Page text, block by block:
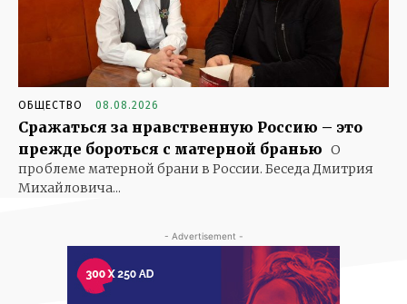
ОБЩЕСТВО 08.08.2026
Сражаться за нравственную Россию – это
прежде бороться с матерной бранью О
проблеме матерной брани в России. Беседа Дмитрия
Михайловича...
- Advertisement -